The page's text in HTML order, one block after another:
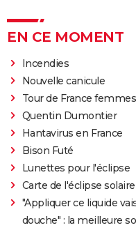
EN CE MOMENT
Incendies
Nouvelle canicule
Tour de France femmes
Quentin Dumontier
Hantavirus en France
Bison Futé
Lunettes pour l'éclipse
Carte de l'éclipse
"Appliquer ce liquide
douche" : la meilleure